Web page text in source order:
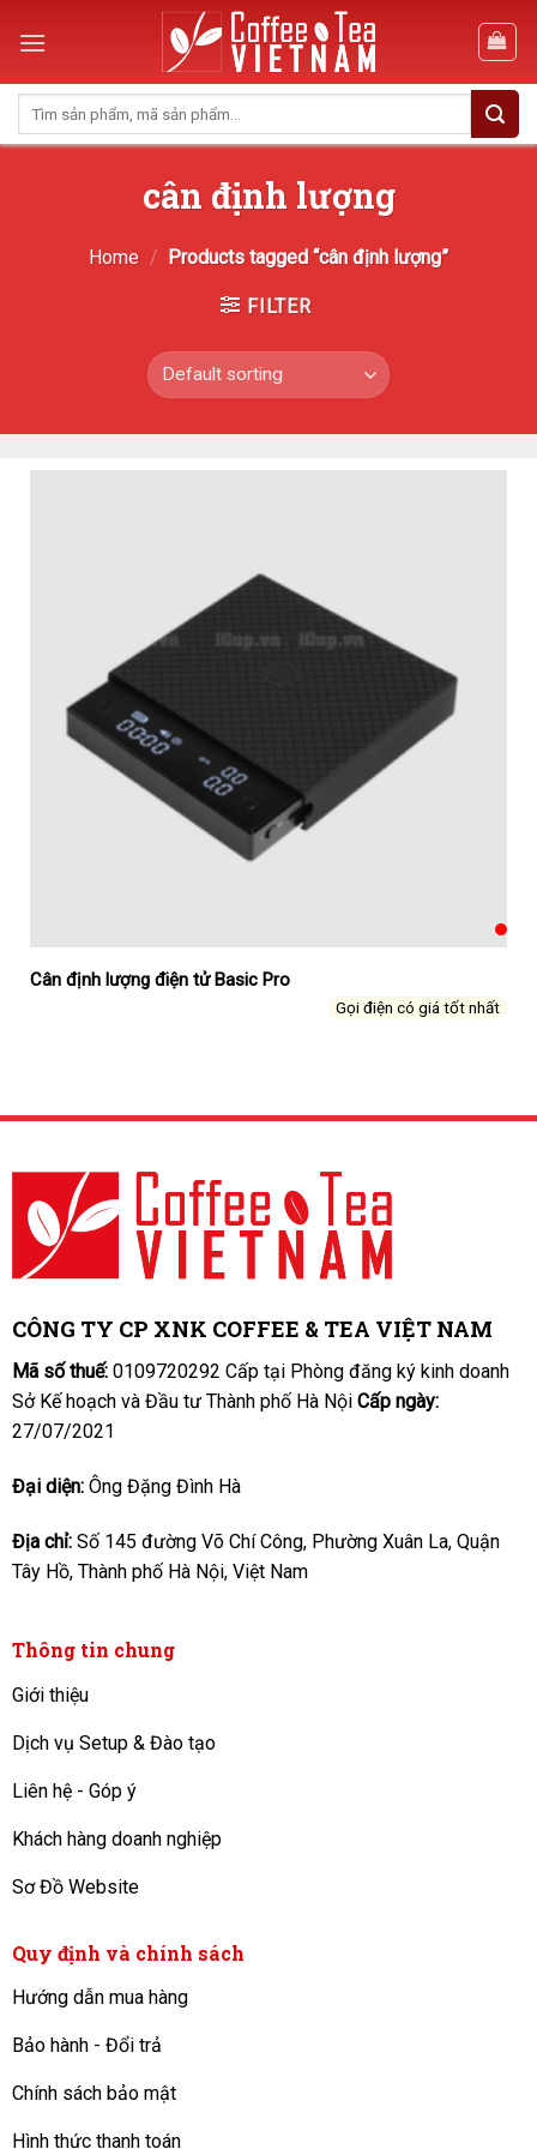
cân định lượng
Home / Products tagged “cân định lượng”
FILTER
Cân định lượng điện tử Basic Pro
Gọi điện có giá tốt nhất
CÔNG TY CP XNK COFFEE & TEA VIỆT NAM
Mã số thuế:0109720292 Cấp tại Phòng đăng ký kinh doanh
Sở Kế hoạch và Đầu tư Thành phố Hà Nội Cấp ngày:
27/07/2021
Đại diện: Ông Đặng Đình Hà
Địa chỉ: Số 145 đường Võ Chí Công, Phường Xuân La, Quận
Tây Hồ, Thành phố Hà Nội, Việt Nam
Thông tin chung
Giới thiệu
Dịch vụ Setup & Đào tạo
Liên hệ - Góp ý
Khách hàng doanh nghiệp
Sơ Đồ Website
Quy định và chính sách
Hướng dẫn mua hàng
Bảo hành - Đổi trả
Chính sách bảo mật
Hình thức thanh toán